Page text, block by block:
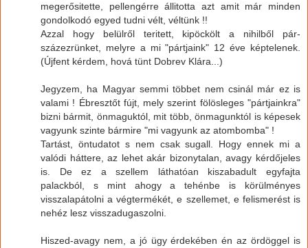
megerősitette, pellengérre állitotta azt amit már minden
gondolkodó egyed tudni vélt, véltünk !!
Azzal hogy belülről teritett, kipöckölt a nihilből pár-
százezrünket, melyre a mi "pártjaink" 12 éve képtelenek.
(Újfent kérdem, hová tünt Dobrev Klára...)
Jegyzem, ha Magyar semmi többet nem csinál már ez is
valami ! Ébresztőt fújt, mely szerint fölösleges "pártjainkra"
bizni bármit, önmaguktól, mit több, önmagunktól is képesek
vagyunk szinte bármire "mi vagyunk az atombomba" !
Tartást, öntudatot s nem csak sugall. Hogy ennek mi a
valódi háttere, az lehet akár bizonytalan, avagy kérdőjeles
is. De ez a szellem láthatóan kiszabadult egyfajta
palackból, s mint ahogy a tehénbe is körülményes
visszalapátolni a végtermékét, e szellemet, e felismerést is
nehéz lesz visszadugaszolni.
Hiszed-avagy nem, a jó ügy érdekében én az ördöggel is